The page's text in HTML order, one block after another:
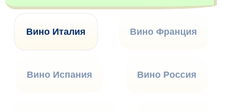
Вино Италия Вино Франция
Вино Испания Вино Россия